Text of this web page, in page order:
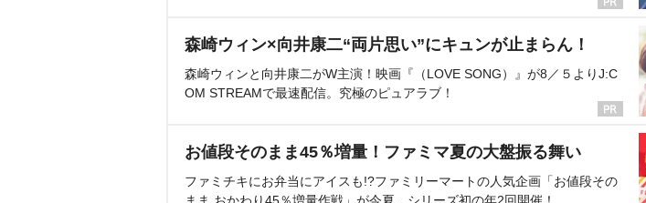
森崎ウィン×向井康二“両片思い”にキュンが止まらん！
森崎ウィンと向井康二がW主演！映画『（LOVE SONG）』が8／５よりJ:C
OM STREAMで最速配信。究極のピュアラブ！
お値段そのまま45％増量！ファミマ夏の大盤振る舞い
ファミチキにお弁当にアイスも!?ファミリーマートの人気企画「お値段その